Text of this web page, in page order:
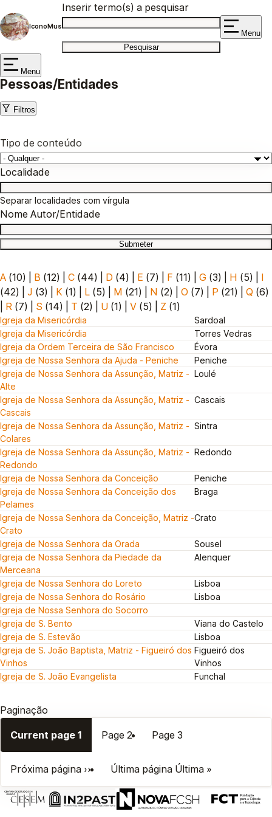
IconoMus
Inserir termo(s) a pesquisar
Menu
Menu
Pessoas/Entidades
Filtros
Tipo de conteúdo
Localidade
Separar localidades com vírgula
Nome Autor/Entidade
A (10) B (12) C (44) D (4) E (7) F (11) G (3) H (5)
I
(42)
J (3) K (1) L (5) M (21) N (2) O (7) P (21) Q (6)
R (7) S (14) T (2) U (1) V (5) Z (1)
Igreja da Misericórdia
Sardoal
Igreja da Misericórdia
Torres Vedras
Igreja da Ordem Terceira de São Francisco
Évora
Igreja de Nossa Senhora da Ajuda - Peniche
Peniche
Igreja de Nossa Senhora da Assunção, Matriz -
Alte
Loulé
Igreja de Nossa Senhora da Assunção, Matriz -
Cascais
Cascais
Igreja de Nossa Senhora da Assunção, Matriz -
Colares
Sintra
Igreja de Nossa Senhora da Assunção, Matriz -
Redondo
Redondo
Igreja de Nossa Senhora da Conceição
Peniche
Igreja de Nossa Senhora da Conceição dos
Pelames
Braga
Igreja de Nossa Senhora da Conceição, Matriz -
Crato
Crato
Igreja de Nossa Senhora da Orada
Sousel
Igreja de Nossa Senhora da Piedade da
Merceana
Alenquer
Igreja de Nossa Senhora do Loreto
Lisboa
Igreja de Nossa Senhora do Rosário
Lisboa
Igreja de Nossa Senhora do Socorro
Igreja de S. Bento
Viana do Castelo
Igreja de S. Estevão
Lisboa
Igreja de S. João Baptista, Matriz - Figueiró dos
Vinhos
Figueiró dos
Vinhos
Igreja de S. João Evangelista
Funchal
Paginação
Current page 1 Page 2 Page 3
Próxima página ›› Última página Última »